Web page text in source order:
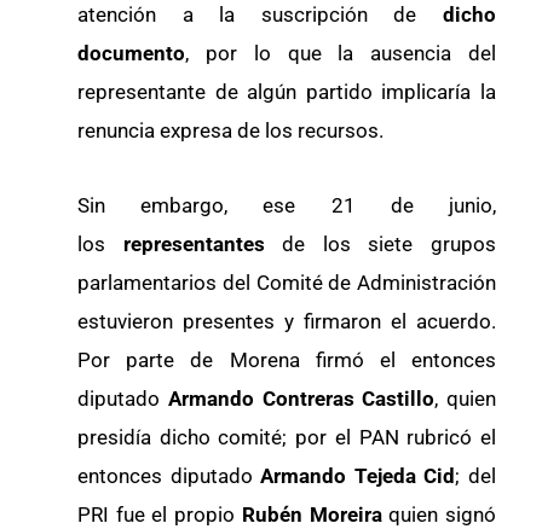
atención a la suscripción de dicho
documento, por lo que la ausencia del
representante de algún partido implicaría la
renuncia expresa de los recursos.
Sin embargo, ese 21 de junio,
los representantesde los siete grupos
parlamentarios del Comité de Administración
estuvieron presentes y firmaron el acuerdo.
Por parte de Morena firmó el entonces
diputado Armando Contreras Castillo, quien
presidía dicho comité; por el PAN rubricó el
entonces diputado Armando Tejeda Cid; del
PRI fue el propio Rubén Moreiraquien signó